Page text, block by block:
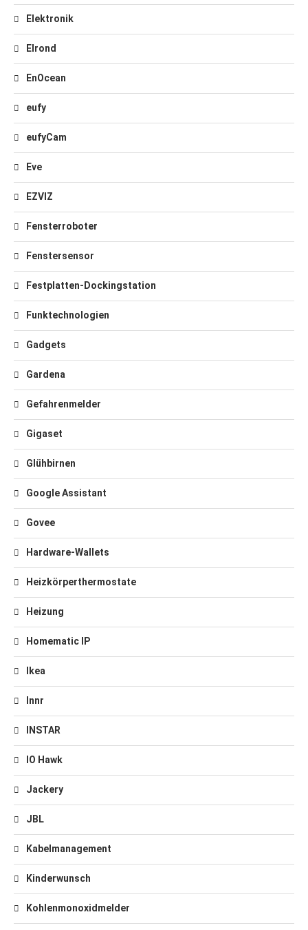
Elektronik
Elrond
EnOcean
eufy
eufyCam
Eve
EZVIZ
Fensterroboter
Fenstersensor
Festplatten-Dockingstation
Funktechnologien
Gadgets
Gardena
Gefahrenmelder
Gigaset
Glühbirnen
Google Assistant
Govee
Hardware-Wallets
Heizkörperthermostate
Heizung
Homematic IP
Ikea
Innr
INSTAR
IO Hawk
Jackery
JBL
Kabelmanagement
Kinderwunsch
Kohlenmonoxidmelder